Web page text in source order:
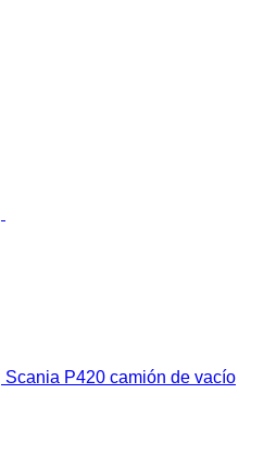
Scania P420 camión de vacío